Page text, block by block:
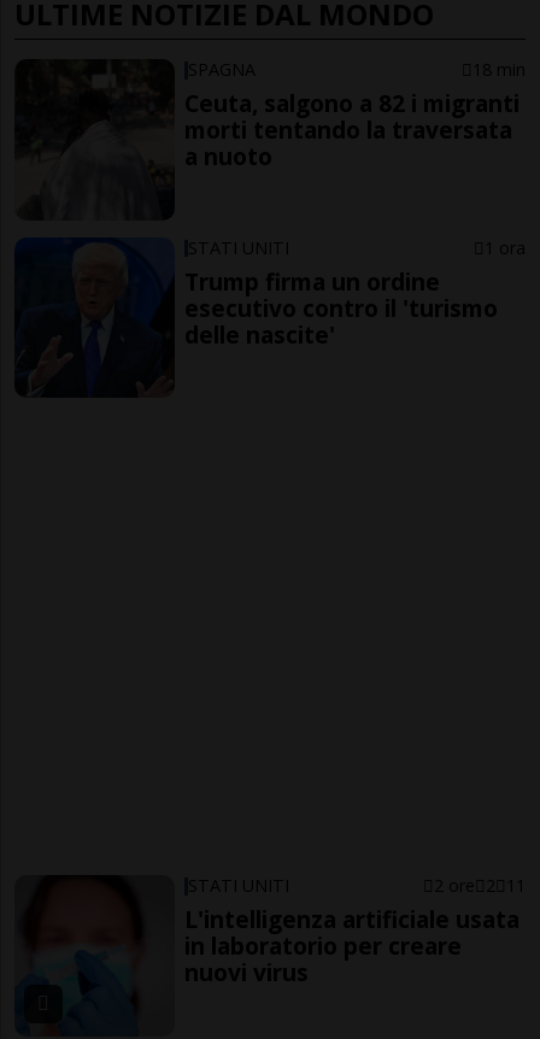
ULTIME NOTIZIE DAL MONDO
SPAGNA 18 min
Ceuta, salgono a 82 i migranti
morti tentando la traversata
a nuoto
STATI UNITI 1 ora
Trump firma un ordine
esecutivo contro il 'turismo
delle nascite'
STATI UNITI 2 ore 2 11
L'intelligenza artificiale usata
in laboratorio per creare
nuovi virus